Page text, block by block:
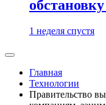
1 неделя спустя
Главная
Технологии
Правительство